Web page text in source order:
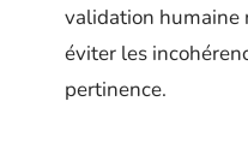
validation humaine
éviter les
pertinence.